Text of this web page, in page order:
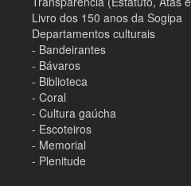
Livro dos 150 anos da Sogipa
Departamentos culturais
- Bandeirantes
- Bávaros
- Biblioteca
- Coral
- Cultura gaúcha
- Escoteiros
- Memorial
- Plenitude